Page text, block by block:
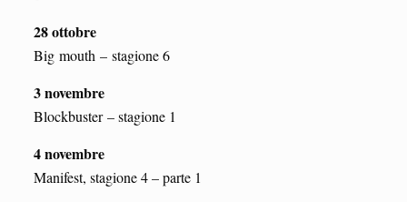
28 ottobre
Big mouth – stagione 6
3 novembre
Blockbuster – stagione 1
4 novembre
Manifest, stagione 4 – parte 1